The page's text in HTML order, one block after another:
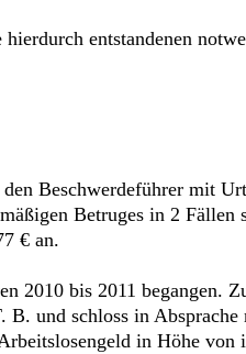
entstandenen
Beschwerdeführer mit
Betruges in 2
€ an.
2010 bis 2011 begangen.
und schloss in
in Höhe